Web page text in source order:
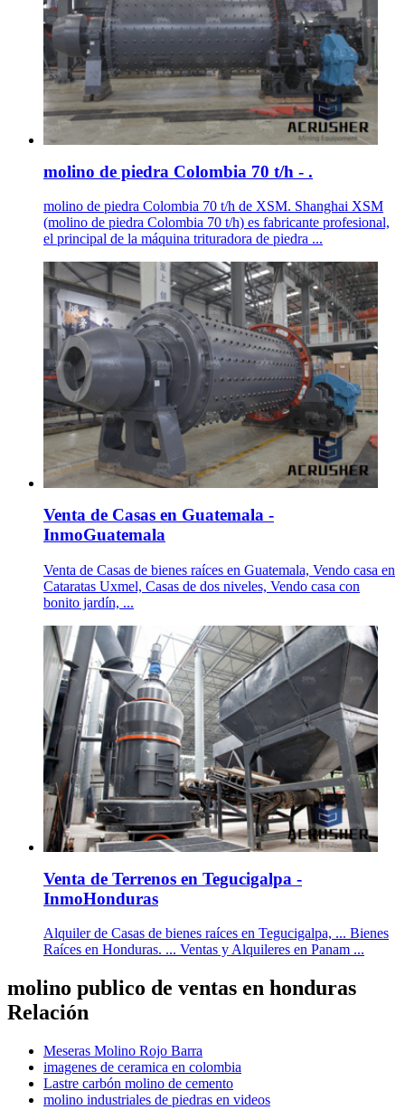
molino de piedra Colombia 70 t/h - .
molino de piedra Colombia 70 t/h de XSM. Shanghai XSM
(molino de piedra Colombia 70 t/h) es fabricante profesional,
el principal de la máquina trituradora de piedra ...
Venta de Casas en Guatemala -
InmoGuatemala
Venta de Casas de bienes raíces en Guatemala, Vendo casa en
Cataratas Uxmel, Casas de dos niveles, Vendo casa con
bonito jardín, ...
Venta de Terrenos en Tegucigalpa -
InmoHonduras
Alquiler de Casas de bienes raíces en Tegucigalpa, ... Bienes
Raíces en Honduras. ... Ventas y Alquileres en Panam ...
molino publico de ventas en honduras
Relación
Meseras Molino Rojo Barra
imagenes de ceramica en colombia
Lastre carbón molino de cemento
molino industriales de piedras en videos